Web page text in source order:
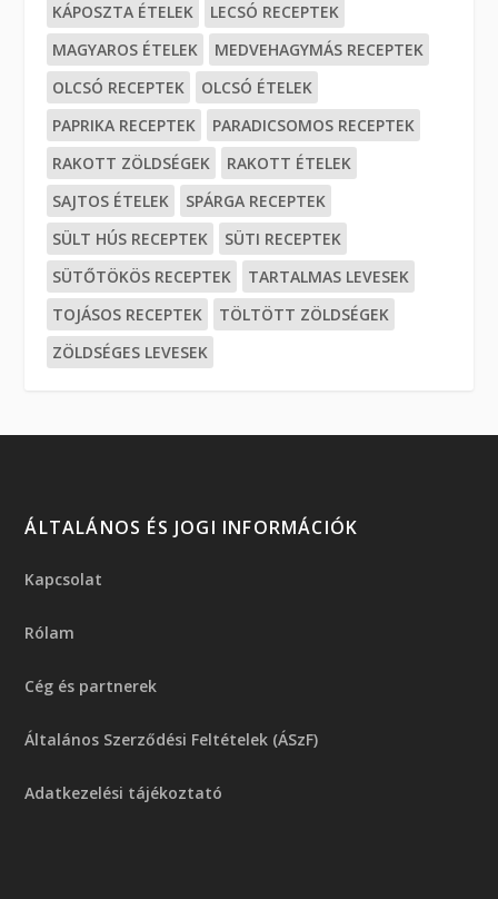
KÁPOSZTA ÉTELEK
LECSÓ RECEPTEK
MAGYAROS ÉTELEK
MEDVEHAGYMÁS RECEPTEK
OLCSÓ RECEPTEK
OLCSÓ ÉTELEK
PAPRIKA RECEPTEK
PARADICSOMOS RECEPTEK
RAKOTT ZÖLDSÉGEK
RAKOTT ÉTELEK
SAJTOS ÉTELEK
SPÁRGA RECEPTEK
SÜLT HÚS RECEPTEK
SÜTI RECEPTEK
SÜTŐTÖKÖS RECEPTEK
TARTALMAS LEVESEK
TOJÁSOS RECEPTEK
TÖLTÖTT ZÖLDSÉGEK
ZÖLDSÉGES LEVESEK
ÁLTALÁNOS ÉS JOGI INFORMÁCIÓK
Kapcsolat
Rólam
Cég és partnerek
Általános Szerződési Feltételek (ÁSzF)
Adatkezelési tájékoztató